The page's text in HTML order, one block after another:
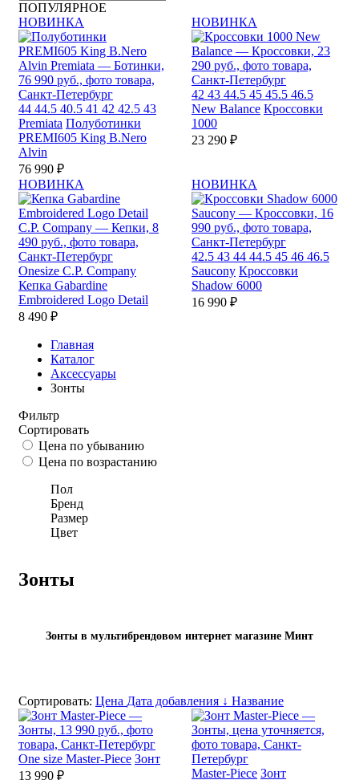
ПОПУЛЯРНОЕ
НОВИНКА
44 44.5 40.5 41 42 42.5 43
Premiata Полуботинки
PREMI605 King B.Nero
Alvin
76 990 ₽
НОВИНКА
42 43 44.5 45 45.5 46.5
New Balance Кроссовки
1000
23 290 ₽
НОВИНКА
Onesize C.P. Company
Кепка Gabardine
Embroidered Logo Detail
8 490 ₽
НОВИНКА
42.5 43 44 44.5 45 46 46.5
Saucony Кроссовки
Shadow 6000
16 990 ₽
Главная
Каталог
Аксессуары
Зонты
Фильтр
Сортировать
Цена по убыванию
Цена по возрастанию
Пол
Бренд
Размер
Цвет
Зонты
Зонты в мультибрендовом интернет магазине Минт
Сортировать: Цена Дата добавления ↓ Название
One size Master-Piece Зонт
13 990 ₽
Master-Piece Зонт